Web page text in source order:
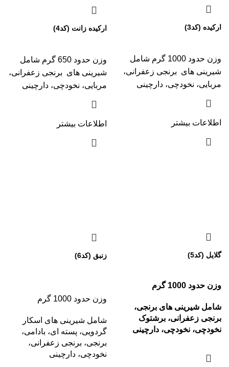
ارکیده (کد3)
وزن حدود 1000 گرم شامل
شیرینی های برنجی زعفرانی،
مربایی، نخودچی، دارچینی
اطلاعات بیشتر
ارکیده زانت (کد4)
وزن حدود 650 گرم شامل
شیرینی های برنجی زعفرانی،
مربایی، نخودچی، دارچینی
اطلاعات بیشتر
گلایل (کد5)
وزن حدود 1000 گرم
شامل شیرینی های برنجی،
برنجی زعفرانی، برشتوک
نخودچی، نخودچی، دارچینی
زنبق (کد6)
وزن حدود 1000 گرم
شامل شیرینی های اسکار
گردویی، پسته ای، بادامی،
برنجی، برنجی زعفرانی،
نخودچی، دارچینی